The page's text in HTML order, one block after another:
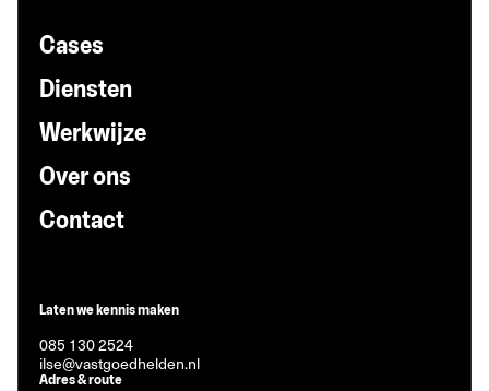
Cases
Diensten
Werkwijze
Over ons
Contact
Laten we kennis maken
085 130 2524
ilse@vastgoedhelden.nl
Adres & route